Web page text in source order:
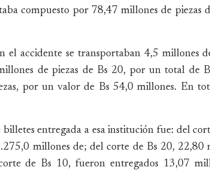
compuesto por 78,47 millones de
el accidente se transportaban 4,5 millones
de piezas de Bs 20, por un total de
por un valor de Bs 54,0 millones. En
billetes entregada a esa institución fue: del
millones de; del corte de Bs 20, 22,80
de Bs 10, fueron entregados 13,07